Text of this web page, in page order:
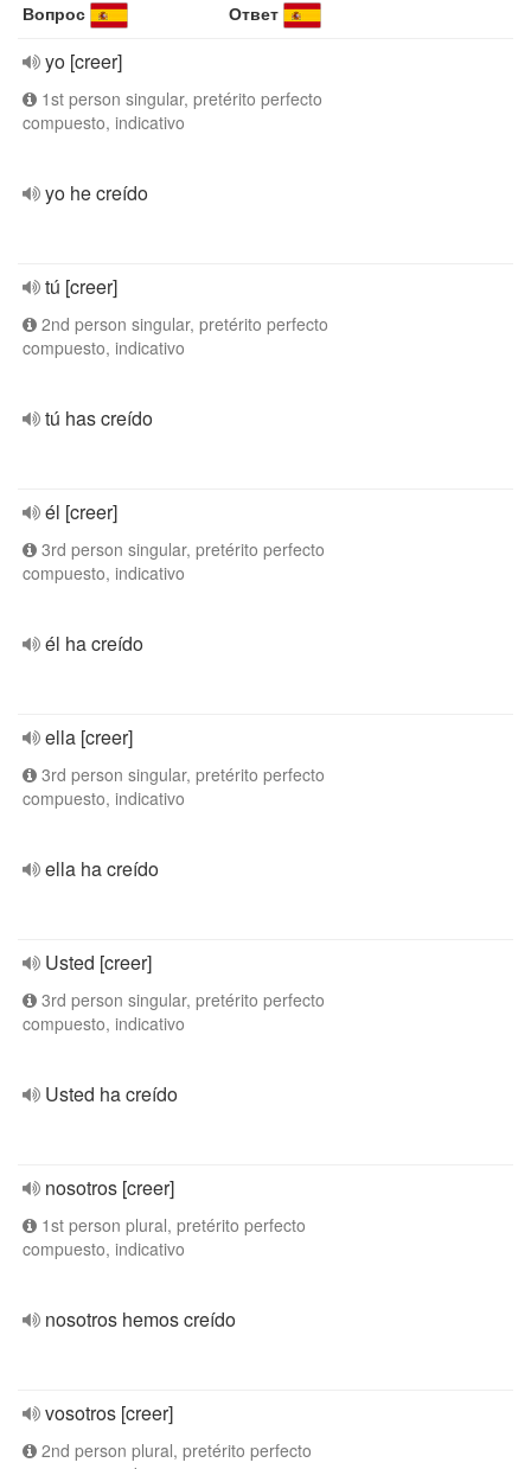
Вопрос Ответ
yo [creer]
1st person singular, pretérito perfecto
compuesto, indicativo
yo he creído
tú [creer]
2nd person singular, pretérito perfecto
compuesto, indicativo
tú has creído
él [creer]
3rd person singular, pretérito perfecto
compuesto, indicativo
él ha creído
ella [creer]
3rd person singular, pretérito perfecto
compuesto, indicativo
ella ha creído
Usted [creer]
3rd person singular, pretérito perfecto
compuesto, indicativo
Usted ha creído
nosotros [creer]
1st person plural, pretérito perfecto
compuesto, indicativo
nosotros hemos creído
vosotros [creer]
2nd person plural, pretérito perfecto